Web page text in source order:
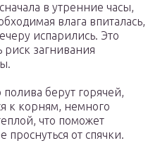
в утренние часы,
влага впиталась,
испарились. Это
риск загнивания
берут горячей,
к корням, немного
что поможет
проснуться от спячки.